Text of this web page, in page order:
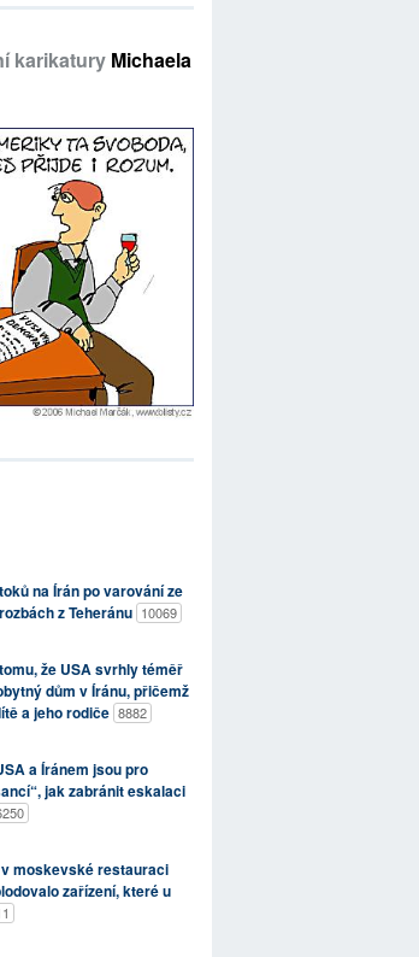
karikatury Michaela
na Írán po varování ze
z Teheránu 10069
že USA svrhly téměř
dům v Íránu, přičemž
a jeho rodiče 8882
a Íránem jsou pro
jak zabránit eskalaci
moskevské restauraci
zařízení, které u